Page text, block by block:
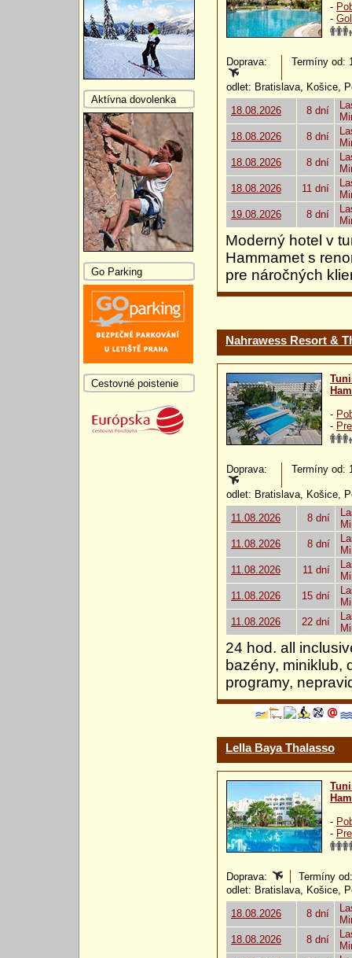
-
-
Doprava: Termíny od:
odlet: Bratislava, Košice,
18.08.2026
8 dní
18.08.2026
8 dní
18.08.2026
8 dní
18.08.2026
11 dní
19.08.2026
8 dní
Moderný hotel v
Hammamet s
pre náročných
Nahrawess Resort &
-
-
Doprava: Termíny od:
odlet: Bratislava, Košice,
11.08.2026
8 dní
11.08.2026
8 dní
11.08.2026
11 dní
11.08.2026
15 dní
11.08.2026
22 dní
24 hod. all
bazény, miniklub,
programy,
Lella Baya Thalasso
-
-
Doprava:
Termíny
odlet: Bratislava, Košice,
18.08.2026
8 dní
18.08.2026
8 dní
Aktívna dovolenka
Go Parking
Cestovné poistenie